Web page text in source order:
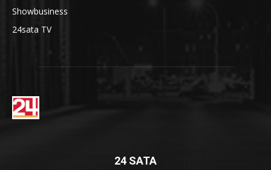
Showbusiness
24sata TV
24 SATA